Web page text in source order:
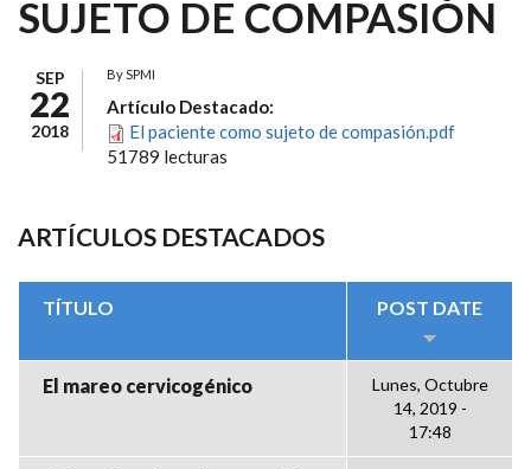
SUJETO DE COMPASIÓN
SEP
22
2018
BySPMI
Artículo Destacado:
El paciente como sujeto de compasión.pdf
51789 lecturas
ARTÍCULOS DESTACADOS
TÍTULO POST DATE
El mareo cervicogénico
Lunes, Octubre
14, 2019 -
17:48